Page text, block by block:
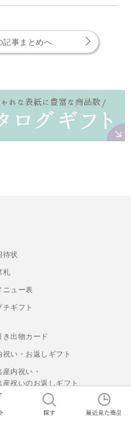
記事まとめへ
待状
札
ニュー表
チギフト
き出物カード
祝い・お返しギフト
産内祝い・
産祝いのお返しギフト
婚式 電報・祝電
結婚式ムービー